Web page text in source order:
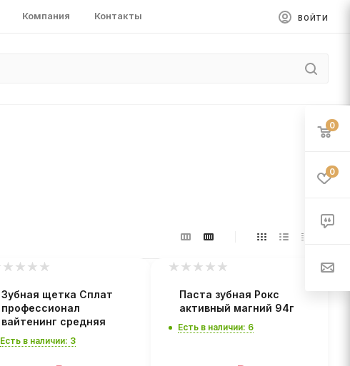
Компания Контакты ВОЙТИ
Зубная щетка Сплат
профессионал
вайтенинг средняя
Есть в наличии: 3
Паста зубная Рокс
активный магний 94г
Есть в наличии: 6
0
0